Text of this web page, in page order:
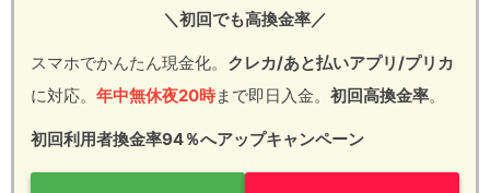
＼初回でも高換金率／
スマホでかんたん現金化。 クレカ/あと払いアプリ/プリカ
に対応。 年中無休夜20時まで即日入金。 初回高換金率。
初回利用者換金率94％へアップキャンペーン